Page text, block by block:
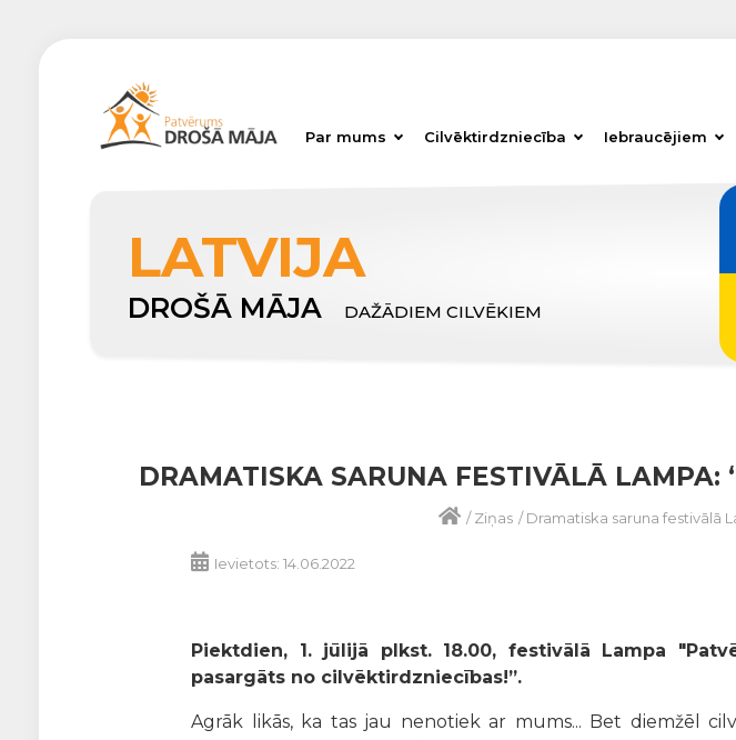
Par mums Cilvēktirdzniecība Iebraucējiem
LATVIJA
DROŠĀ MĀJA DAŽĀDIEM CILVĒKIEM
DRAMATISKA SARUNA FESTIVĀLĀ LAMPA:
/Ziņas /Dramatiska saruna festivālā
Ievietots: 14.06.2022
Piektdien, 1. jūlijā plkst. 18.00, festivālā Lampa
pasargāts no cilvēktirdzniecības!”.
Agrāk likās, ka tas jau nenotiek ar mums... Bet diemžēl